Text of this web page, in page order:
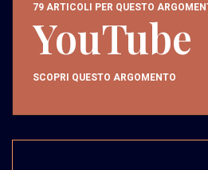
79 ARTICOLI PER QUESTO
YouTube
SCOPRI QUESTO ARGOMENTO